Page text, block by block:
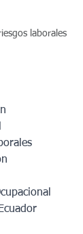
laborales